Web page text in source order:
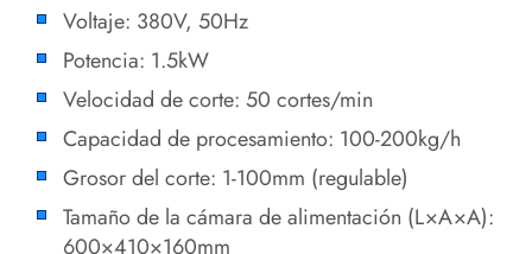
Voltaje: 380V, 50Hz
Potencia: 1.5kW
Velocidad de corte: 50 cortes/min
Capacidad de procesamiento: 100-200kg/h
Grosor del corte: 1-100mm (regulable)
Tamaño de la cámara de alimentación (L×A×A):
600×410×160mm